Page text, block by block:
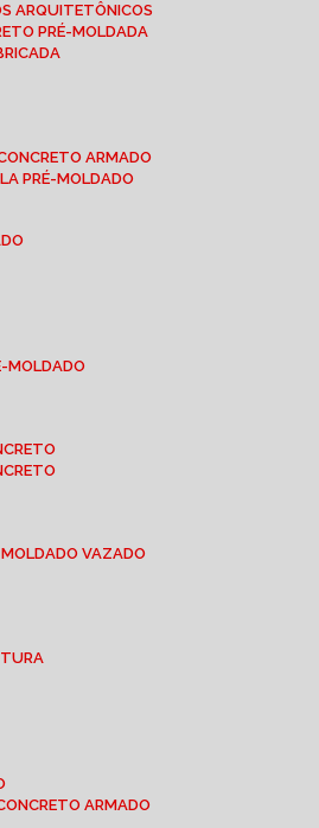
ARQUITETÔNICOS
PRÉ-MOLDADA
CONCRETO ARMADO
PRÉ-MOLDADO
MOLDADO
MOLDADO VAZADO
CONCRETO ARMADO